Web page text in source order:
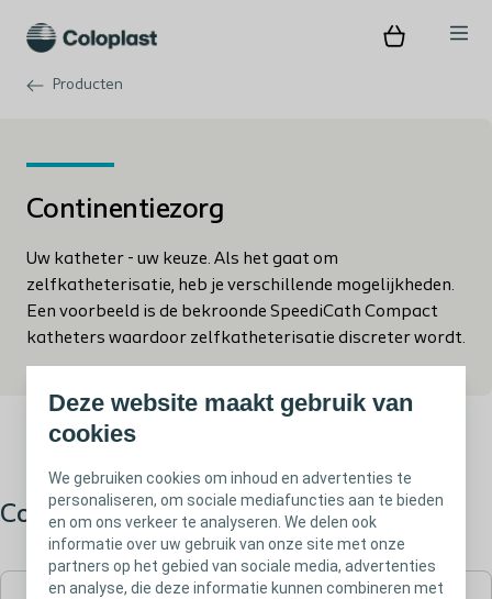
Deze website maakt gebruik van
cookies
We gebruiken cookies om inhoud en advertenties te
personaliseren, om sociale mediafuncties aan te bieden
en om ons verkeer te analyseren. We delen ook
informatie over uw gebruik van onze site met onze
partners op het gebied van sociale media, advertenties
en analyse, die deze informatie kunnen combineren met
Producten
Continentiezorg
Uw katheter - uw keuze. Als het gaat om
zelfkatheterisatie, heb je verschillende mogelijkheden.
Een voorbeeld is de bekroonde SpeediCath Compact
katheters waardoor zelfkatheterisatie discreter wordt.
Continentie